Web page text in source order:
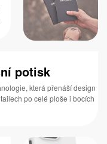
potisk
která přenáší design
po celé ploše i bocích